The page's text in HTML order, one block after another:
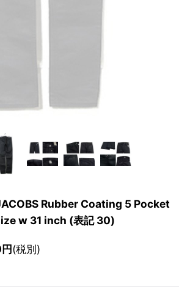
Rubber Coating 5 Pocket
w 31 inch (表記 30)
円(税別)